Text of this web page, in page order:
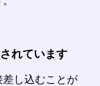
れています
し込むことが